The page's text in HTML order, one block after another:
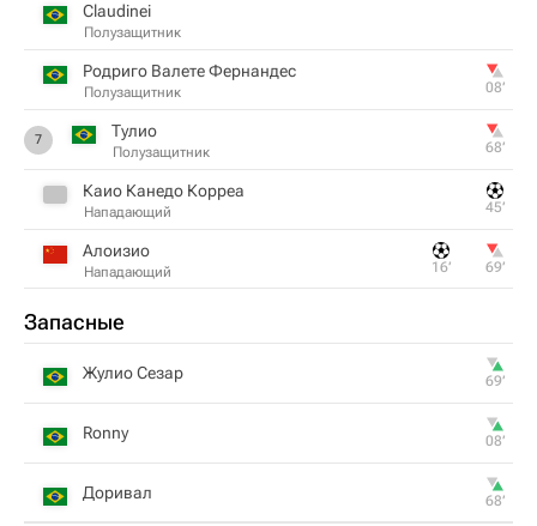
Claudinei
Полузащитник
Родриго Валете Фернандес
Полузащитник 08‎’‎
7 Тулио
Полузащитник 68‎’‎
Каио Канедо Корреа
Нападающий 45‎’‎
Алоизио
Нападающий 16‎’‎ 69‎’‎
Запасные
Жулио Сезар 69‎’‎
Ronny 08‎’‎
Доривал 68‎’‎